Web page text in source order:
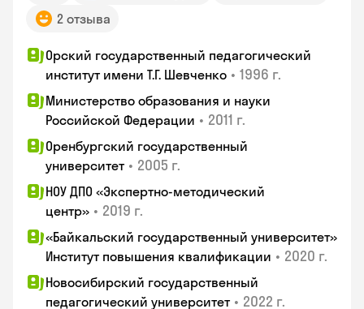
2 отзыва
Орский государственный педагогический
институт имени Т.Г. Шевченко • 1996 г.
Министерство образования и науки
Российской Федерации • 2011 г.
Оренбургский государственный
университет • 2005 г.
НОУ ДПО «Экспертно-методический
центр» • 2019 г.
«Байкальский государственный университет»
Институт повышения квалификации • 2020 г.
Новосибирский государственный
педагогический университет • 2022 г.